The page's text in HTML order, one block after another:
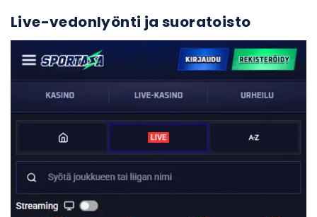
Live-vedonlyönti ja suoratoisto